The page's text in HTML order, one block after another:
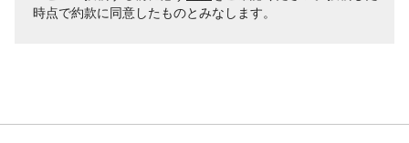
時点で約款に同意したものとみなします。